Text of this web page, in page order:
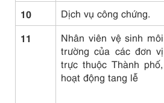
10
Dịch vụ công chứng.
11
Nhân viên vệ sinh môi
trường của các đơn vị
trực thuộc Thành phố,
hoạt động tang lễ